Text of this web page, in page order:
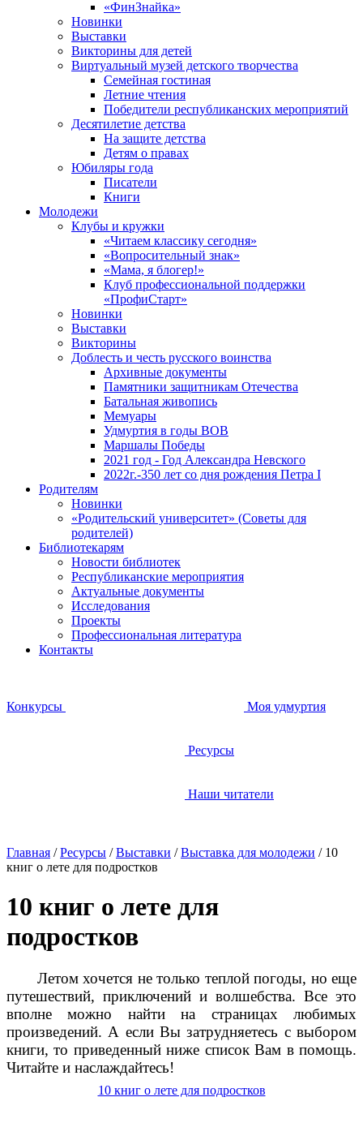
«ФинЗнайка»
Новинки
Выставки
Викторины для детей
Виртуальный музей детского творчества
Семейная гостиная
Летние чтения
Победители республиканских мероприятий
Десятилетие детства
На защите детства
Детям о правах
Юбиляры года
Писатели
Книги
Молодежи
Клубы и кружки
«Читаем классику сегодня»
«Вопросительный знак»
«Мама, я блогер!»
Клуб профессиональной поддержки
«ПрофиСтарт»
Новинки
Выставки
Викторины
Доблесть и честь русского воинства
Архивные документы
Памятники защитникам Отечества
Батальная живопись
Мемуары
Удмуртия в годы ВОВ
Маршалы Победы
2021 год - Год Александра Невского
2022г.-350 лет со дня рождения Петра I
Родителям
Новинки
«Родительский университет» (Советы для
родителей)
Библиотекарям
Новости библиотек
Республиканские мероприятия
Актуальные документы
Исследования
Проекты
Профессиональная литература
Контакты
Конкурсы Моя удмуртия
Ресурсы
Наши читатели
Главная /Ресурсы /Выставки /Выставка для молодежи / 10
книг о лете для подростков
10 книг о лете для
подростков
Летом хочется не только теплой погоды, но еще
путешествий, приключений и волшебства. Все это
вполне можно найти на страницах любимых
произведений. А если Вы затрудняетесь с выбором
книги, то приведенный ниже список Вам в помощь.
Читайте и наслаждайтесь!
10 книг о лете для подростков